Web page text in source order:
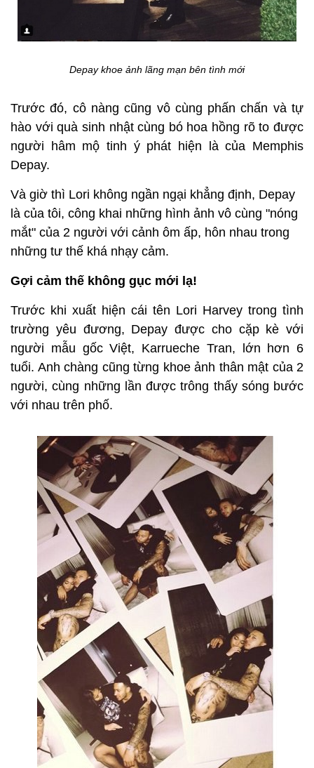
Depay khoe ảnh lãng mạn bên tình mới
Trước đó, cô nàng cũng vô cùng phấn chấn và tự
hào với quà sinh nhật cùng bó hoa hồng rõ to được
người hâm mộ tinh ý phát hiện là của Memphis
Depay.
Và giờ thì Lori không ngần ngại khẳng định, Depay
là của tôi, công khai những hình ảnh vô cùng "nóng
mắt" của 2 người với cảnh ôm ấp, hôn nhau trong
những tư thế khá nhạy cảm.
Gợi cảm thế không gục mới lạ!
Trước khi xuất hiện cái tên Lori Harvey trong tình
trường yêu đương, Depay được cho cặp kè với
người mẫu gốc Việt, Karrueche Tran, lớn hơn 6
tuổi. Anh chàng cũng từng khoe ảnh thân mật của 2
người, cùng những lần được trông thấy sóng bước
với nhau trên phố.